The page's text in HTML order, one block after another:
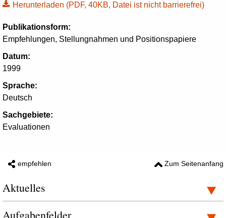
Herunterladen (PDF, 40KB, Datei ist nicht barrierefrei)
Publikationsform:
Empfehlungen, Stellungnahmen und Positionspapiere
Datum:
1999
Sprache:
Deutsch
Sachgebiete:
Evaluationen
empfehlen Zum Seitenanfang
Aktuelles
Aufgabenfelder